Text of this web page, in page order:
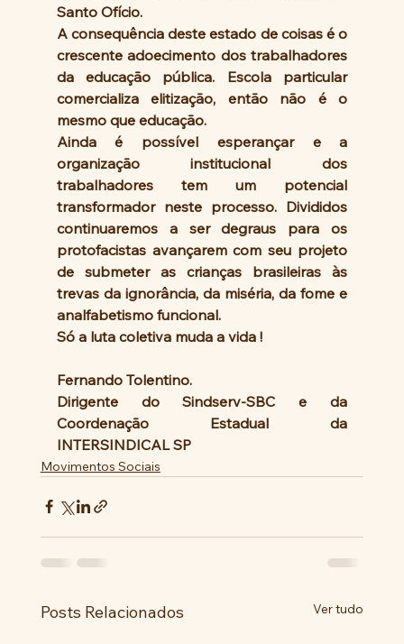
Santo Ofício.
A consequência deste estado de coisas é o
crescente adoecimento dos trabalhadores
da educação pública. Escola particular
comercializa elitização, então não é o
mesmo que educação.
Ainda é possível esperançar e a
organização institucional dos
trabalhadores tem um potencial
transformador neste processo. Divididos
continuaremos a ser degraus para os
protofacistas avançarem com seu projeto
de submeter as crianças brasileiras às
trevas da ignorância, da miséria, da fome e
analfabetismo funcional.
Só a luta coletiva muda a vida !
Fernando Tolentino.
Dirigente do Sindserv-SBC e da
Coordenação Estadual da
INTERSINDICAL SP
Movimentos Sociais
Posts Relacionados Ver tudo